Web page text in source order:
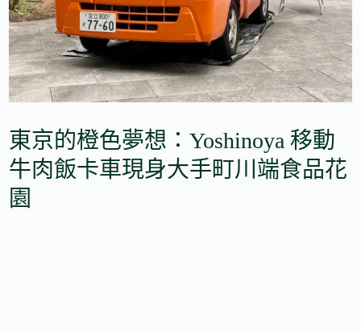
東京的橙色夢想：Yoshinoya 移動
牛肉飯卡車現身大手町川端食品花
園